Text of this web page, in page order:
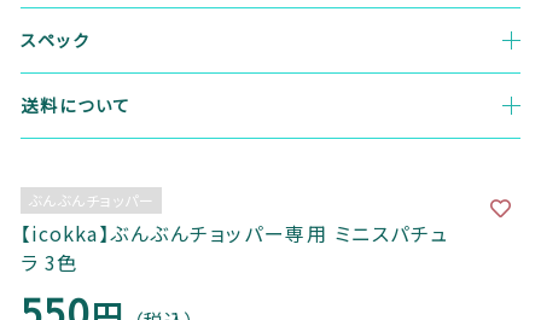
スペック
送料について
ぶんぶんチョッパー
【icokka】ぶんぶんチョッパー専用 ミニスパチュ
ラ 3色
最近チェックした商品
注文履歴
ご利用ガイド